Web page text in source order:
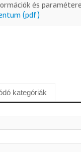
és
(pdf)
kategóriák